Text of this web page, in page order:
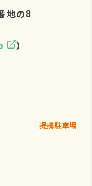
地の8
）
提携駐車場